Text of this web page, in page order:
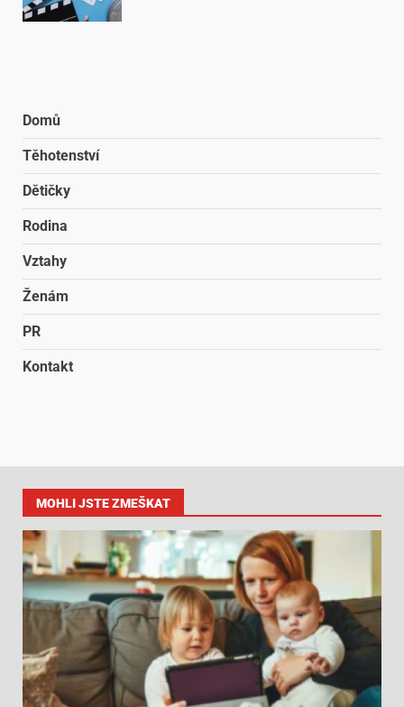
Domů
Těhotenství
Dětičky
Rodina
Vztahy
Ženám
PR
Kontakt
MOHLI JSTE ZMEŠKAT